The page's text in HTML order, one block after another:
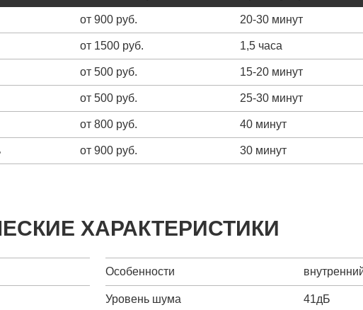
от 900 руб. 20-30 минут
от 1500 руб. 1,5 часа
от 500 руб. 15-20 минут
от 500 руб. 25-30 минут
от 800 руб. 40 минут
от 900 руб. 30 минут
ХАРАКТЕРИСТИКИ
Особенности
Уровень шума 41дБ